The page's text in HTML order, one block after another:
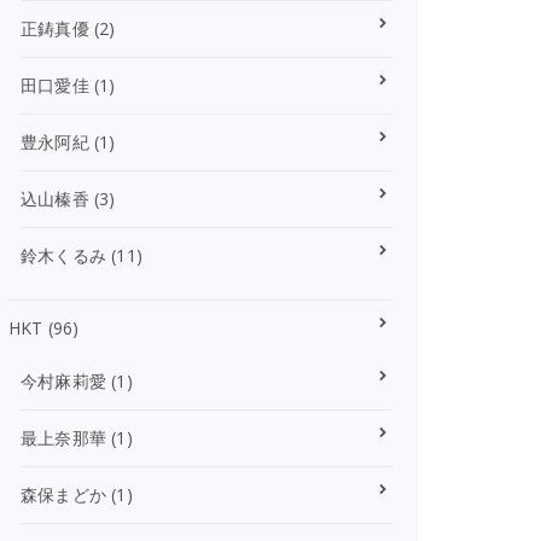
正鋳真優(2)
田口愛佳(1)
豊永阿紀(1)
込山榛香 (3)
鈴木くるみ (11)
HKT (96)
今村麻莉愛 (1)
最上奈那華 (1)
森保まどか (1)